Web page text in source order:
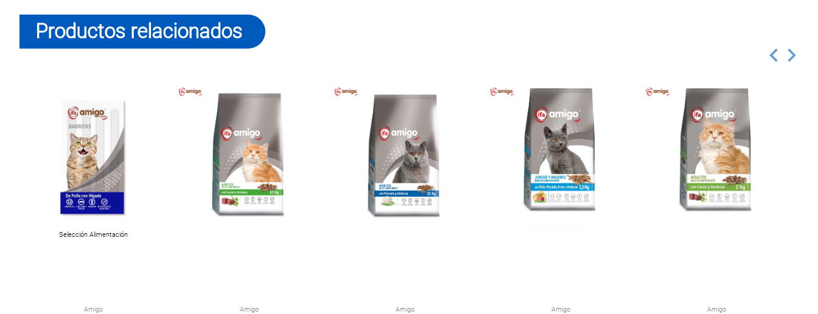
Productos relacionados
Selección Alimentación
Amigo Amigo Amigo Amigo Amigo